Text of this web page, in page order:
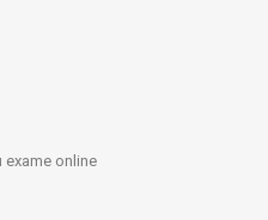
exame online